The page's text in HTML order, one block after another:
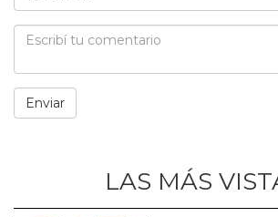
LAS MÁS